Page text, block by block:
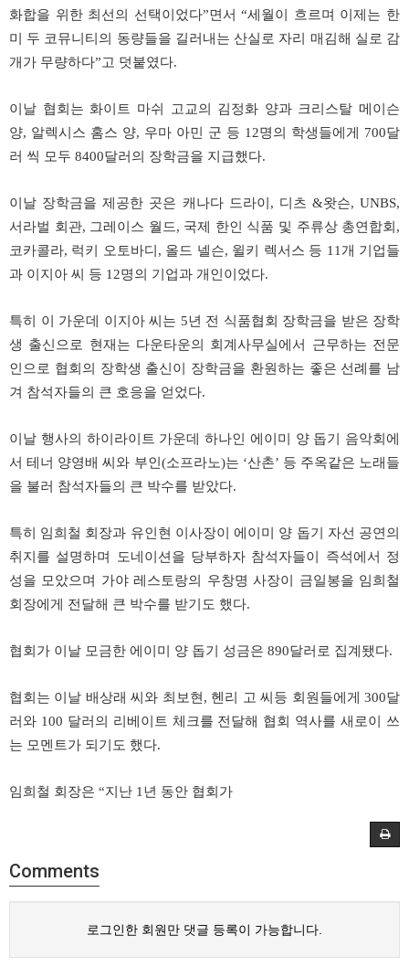
화합을 위한 최선의 선택이었다”면서 “세월이 흐르며 이제는 한
미
두 코뮤니티의 동량들을 길러내는 산실로 자리 매김해 실로 감
개가 무량하다”고 덧붙였다.
이날 협회는 화이트 마쉬 고교의 김정화 양과 크리스탈 메이슨
양, 알렉시스 홈스 양, 우마 아민 군 등 12명의 학생들에게 700달
러 씩 모두 8400달러의 장학금을 지급했다.
이날 장학금을 제공한 곳은 캐나다 드라이 , 디츠 &왓슨, UNBS,
서라벌 회관, 그레이스 월드, 국제 한인 식품 및 주류상 총연합회 ,
코카콜라, 럭키 오토바디 , 올드 넬슨, 윌키 렉서스 등 11 개 기업들
과 이지아 씨 등 12명의 기업과 개인이었다.
특히 이 가운데 이지아 씨는 5년 전 식품협회 장학금을 받은 장학
생 출신으로 현재는 다운타운의 회계사무실에서 근무하는 전문
인으로 협회의 장학생 출신이 장학금을 환원하는 좋은 선례를 남
겨 참석자들의 큰 호응을 얻었다.
이날 행사의 하이라이트 가운데 하나인 에이미 양 돕기
음악회에
서 테너 양영배 씨와 부인 (소프라노)는 ‘산촌’ 등 주옥같은 노래들
을 불러 참석자들의 큰 박수를 받았다.
특히 임희철 회장과 유인현 이사장이 에이미 양 돕기 자선 공연의
취지를 설명하며 도네이션을 당부하자 참석자들이 즉석에서
정
성을 모았으며 가야 레스토랑의 우창명 사장이 금일봉을 임희철
회장에게
전달해 큰 박수를 받기도 했다.
협회가 이날 모금한 에이미 양 돕기 성금은 890달러로 집계됐다.
협회는 이날 배상래 씨와 최보현 , 헨리 고 씨등 회원들에게 300달
러와 100 달러의 리베이트 체크를 전달해 협회 역사를 새로이
쓰
는 모멘트가 되기도 했다.
임희철 회장은 “지난 1 년 동안 협회가
Comments
로그인한 회원만 댓글 등록이 가능합니다.